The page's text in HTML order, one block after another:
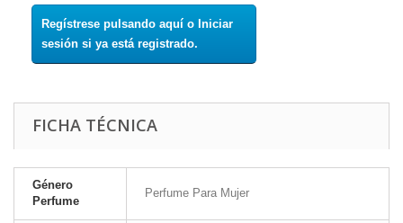
Regístrese pulsando aquí o Iniciar
sesión si ya está registrado.
FICHA TÉCNICA
Género
Perfume
Perfume Para Mujer